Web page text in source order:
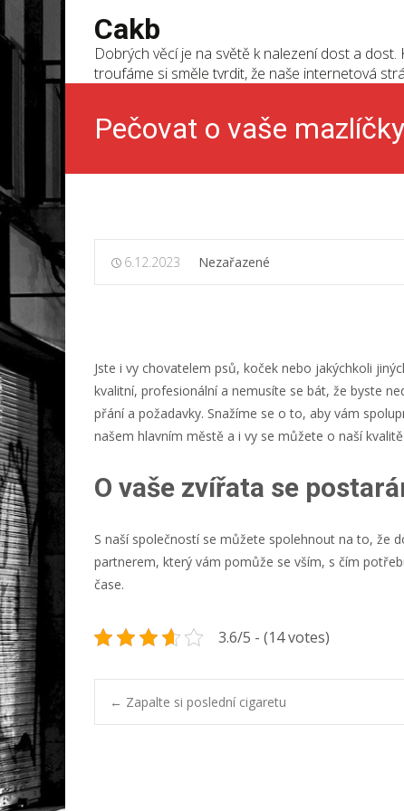
Cakb
Dobrých věcí je na světě k nalezení dost a dost.
troufáme si směle tvrdit, že naše internetová
Pečovat o vaše
6.12.2023 Nezařazené
Jste i vy chovatelem psů, koček nebo jakýchkoli
kvalitní, profesionální a nemusíte se bát, že byste
přání a požadavky. Snažíme se o to, aby vám
našem hlavním městě a i vy se můžete o naší
O vaše zvířata se
S naší společností se můžete spolehnout na to, že
partnerem, který vám pomůže se vším, s čím
čase.
3.6/5 - (14 votes)
Post
← Zapalte si poslední cigaretu